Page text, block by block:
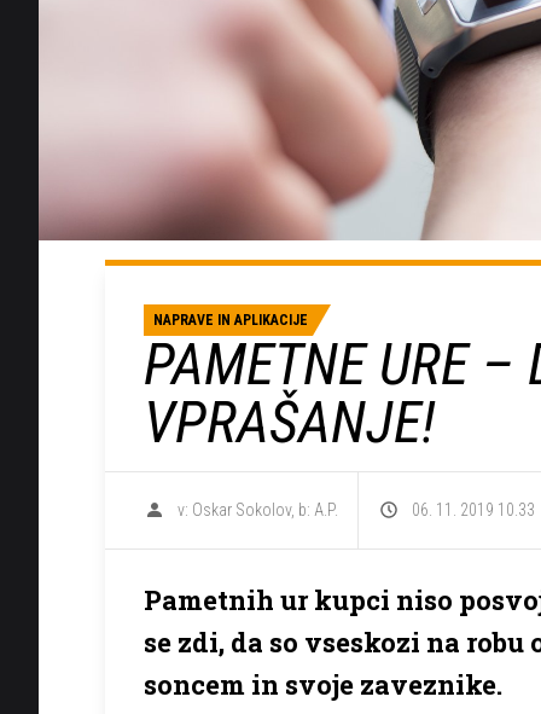
NAPRAVE IN APLIKACIJE
PAMETNE URE –
VPRAŠANJE!
v: Oskar Sokolov, b: A.P. 06. 11. 2019 10.33
Pametnih ur kupci niso
se zdi, da so vseskozi na robu
soncem in svoje zaveznike.